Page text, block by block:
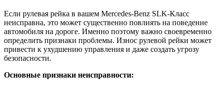
Если рулевая рейка в вашем Mercedes-Benz SLK-Класс
неисправна, это может существенно повлиять на поведение
автомобиля на дороге. Именно поэтому важно своевременно
определить признаки проблемы. Износ рулевой рейки может
привести к ухудшению управления и даже создать угрозу
безопасности.
Основные признаки неисправности: